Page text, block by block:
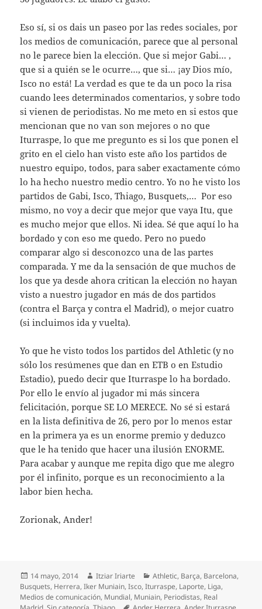
Eso sí, si os dais un paseo por las redes sociales, por
los medios de comunicación, parece que al personal
no le parece bien la elección. Que si mejor Gabi… ,
que si a quién se le ocurre…, que si… ¡ay Dios mío,
Isco no está! La verdad es que te da un poco la risa
cuando lees determinados comentarios, y sobre todo
si vienen de periodistas. No me meto en si estos que
mencionan que no van son mejores o no que
Iturraspe, lo que me pregunto es si los que ponen el
grito en el cielo han visto este año los partidos de
nuestro equipo, todos, para saber exactamente cómo
lo ha hecho nuestro medio centro. Yo no he visto los
partidos de Gabi, Isco, Thiago, Busquets,… Por eso
mismo, no voy a decir que mejor que vaya Itu, que
es mucho mejor que ellos. Ni idea. Sé que aquí lo ha
bordado y con eso me quedo. Pero no puedo
comparar algo si desconozco una de las partes
comparada. Y me da la sensación de que muchos de
los que ya desde ahora critican la elección no hayan
visto a nuestro jugador en más de dos partidos
(contra el Barça y contra el Madrid), o mejor cuatro
(si incluimos ida y vuelta).
Yo que he visto todos los partidos del Athletic (y no
sólo los resúmenes que dan en ETB o en Estudio
Estadio), puedo decir que Iturraspe lo ha bordado.
Por ello le envío al jugador mi más sincera
felicitación, porque SE LO MERECE. No sé si estará
en la lista definitiva de 26, pero por lo menos estar
en la primera ya es un enorme premio y deduzco
que le ha tenido que hacer una ilusión ENORME.
Para acabar y aunque me repita digo que me alegro
por él infinito, porque es un reconocimiento a la
labor bien hecha.
Zorionak, Ander!
Publicado
el
14 mayo, 2014 Autor
Itziar Iriarte Categorías
Athletic, Barça, Barcelona,
Busquets, Herrera,Iker Muniain,Isco,Iturraspe, Laporte, Liga,
Medios de comunicación, Mundial, Muniain, Periodistas, Real
Etiquetas